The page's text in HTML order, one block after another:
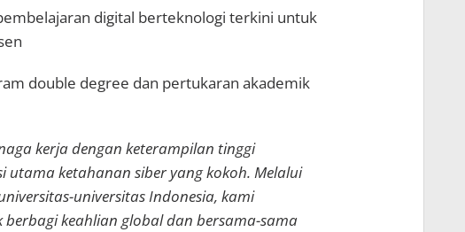
digital berteknologi terkini untuk
double degree dan pertukaran akademik
kerja dengan keterampilan tinggi
utama ketahanan siber yang kokoh. Melalui
universitas Indonesia, kami
keahlian global dan bersama-sama